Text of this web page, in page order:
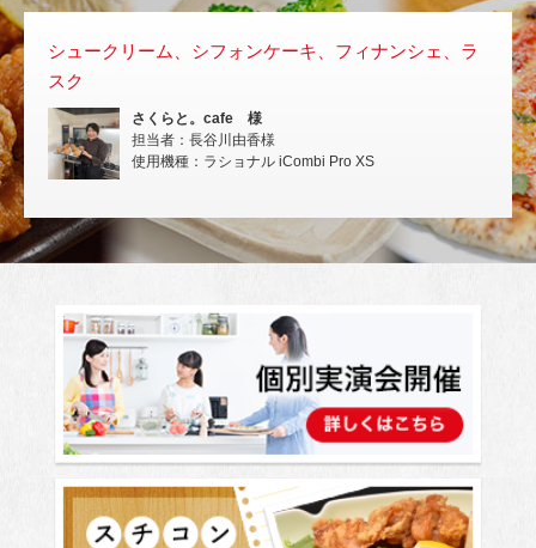
シュークリーム、シフォンケーキ、フィナンシェ、ラ
スク
さくらと。cafe 様
担当者：長谷川由香様
使用機種：ラショナル iCombi Pro XS
ス
い